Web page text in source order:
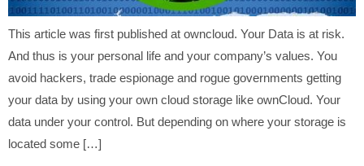
This article was first published at owncloud. Your Data is at risk.
And thus is your personal life and your company’s values. You
avoid hackers, trade espionage and rogue governments getting
your data by using your own cloud storage like ownCloud. Your
data under your control. But depending on where your storage is
located some […]